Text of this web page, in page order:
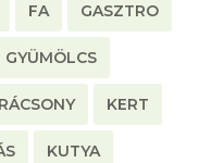
FA GASZTRO
GYÜMÖLCS
KERT
KUTYA